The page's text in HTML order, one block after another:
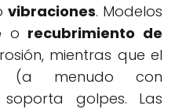
vibraciones. Modelos
o recubrimiento de
mientras que el
(a menudo con
golpes. Las